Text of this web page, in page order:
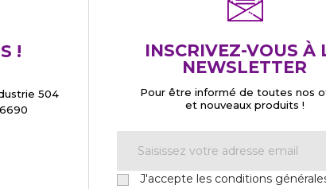
!
504
INSCRIVEZ-VOUS À
NEWSLETTER
Pour être informé de toutes nos
et nouveaux produits !
J'accepte les conditions